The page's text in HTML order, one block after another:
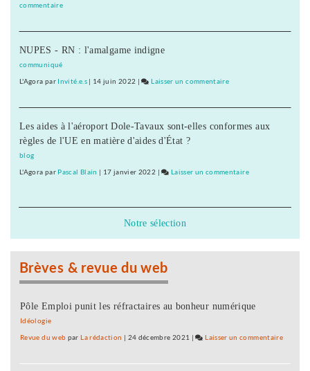
commentaireon
manifestants
à
contre
projet
Peillon
NUPES - RN : l'amalgame indigne
communiqué
L'Agora par Invité.e.s| 14 juin 2022 | Laisser un commentaire
manifestants
à
le
Les aides à l'aéroport Dole-Tavaux sont-elles conformes aux
règles de l'UE en matière d'aides d'État ?
blog
L'Agora par Pascal Blain | 17 janvier 2022 | Laisser un commentaireon
Notre sélection
Brèves & revue du web
Pôle Emploi punit les réfractaires au bonheur numérique
Idéologie
Revue du web parLa rédaction | 24 décembre 2021 | Laisser un commentaire